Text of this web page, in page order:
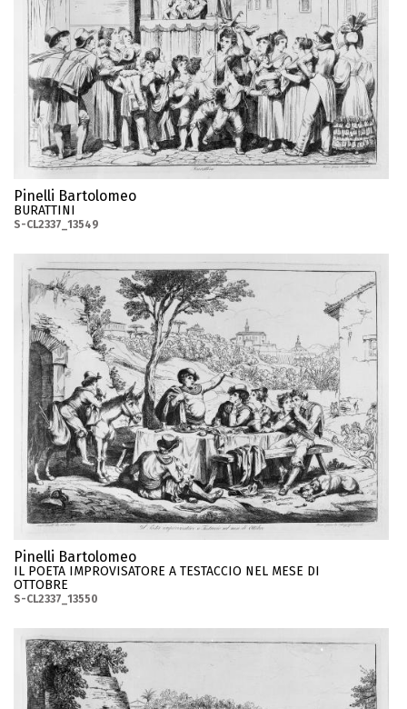
Pinelli Bartolomeo
BURATTINI
S-CL2337_13549
Pinelli Bartolomeo
IL POETA IMPROVISATORE A TESTACCIO NEL MESE DI
OTTOBRE
S-CL2337_13550